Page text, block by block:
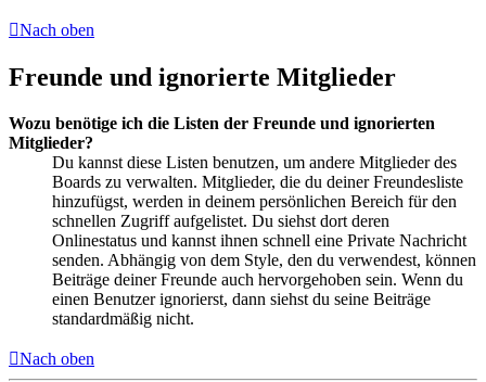
Nach oben
Freunde und ignorierte Mitglieder
Wozu benötige ich die Listen der Freunde und ignorierten
Mitglieder?
Du kannst diese Listen benutzen, um andere Mitglieder des
Boards zu verwalten. Mitglieder, die du deiner Freundesliste
hinzufügst, werden in deinem persönlichen Bereich für den
schnellen Zugriff aufgelistet. Du siehst dort deren
Onlinestatus und kannst ihnen schnell eine Private Nachricht
senden. Abhängig von dem Style, den du verwendest, können
Beiträge deiner Freunde auch hervorgehoben sein. Wenn du
einen Benutzer ignorierst, dann siehst du seine Beiträge
standardmäßig nicht.
Nach oben